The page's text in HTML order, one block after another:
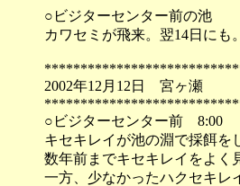
○ビジターセンター前の池
カワセミが飛来。翌14日にも。
2002年12月12日 宮ヶ瀬
○ビジターセンター前 8:00
キセキレイが池の淵で採餌を
数年前までキセキレイをよく
一方、少なかったハクセキレ